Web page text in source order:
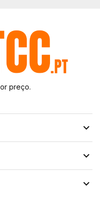
preço.


